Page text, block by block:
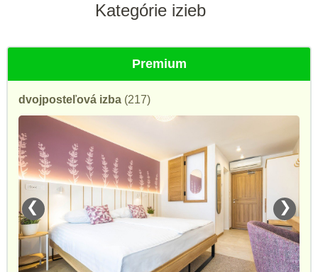
Kategórie izieb
Premium
dvojposteľová izba (217)
❮ ❯